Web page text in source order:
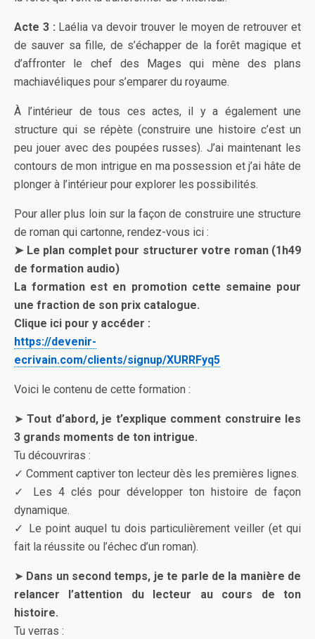
Acte 3 : Laélia va devoir trouver le moyen de retrouver et
de sauver sa fille, de s’échapper de la forêt magique et
d’affronter le chef des Mages qui mène des plans
machiavéliques pour s’emparer du royaume.
À l’intérieur de tous ces actes, il y a également une
structure qui se répète (construire une histoire c’est un
peu jouer avec des poupées russes). J’ai maintenant les
contours de mon intrigue en ma possession et j’ai hâte de
plonger à l’intérieur pour explorer les possibilités.
Pour aller plus loin sur la façon de construire une structure
de roman qui cartonne, rendez-vous ici :
➤ Le plan complet pour structurer votre roman (1h49
de formation audio)
La formation est en promotion cette semaine pour
une fraction de son prix catalogue.
Clique ici pour y accéder :
https://devenir-
ecrivain.com/clients/signup/XURRFyq5
Voici le contenu de cette formation :
➤Tout d’abord, je t’explique comment construire les
3 grands moments de ton intrigue.
Tu découvriras :
✓ Comment captiver ton lecteur dès les premières lignes.
✓ Les 4 clés pour développer ton histoire de façon
dynamique.
✓ Le point auquel tu dois particulièrement veiller (et qui
fait la réussite ou l’échec d’un roman).
➤ Dans un second temps, je te parle de la manière de
relancer l’attention du lecteur au cours de ton
histoire.
Tu verras :